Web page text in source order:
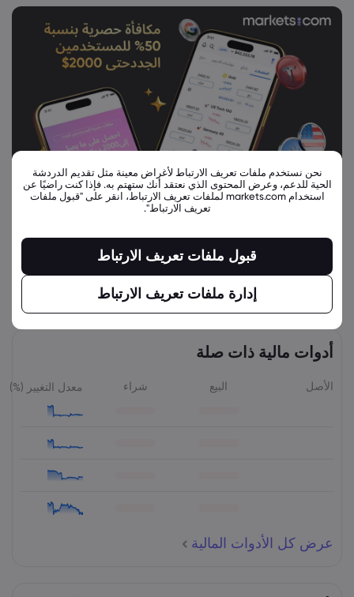
أدوات مالية ذات صلة
الأصل البيع شراء معدل التغيير (%)
عرض كل الأدوات المالية
نحن نستخدم ملفات تعريف الارتباط لأغراض معينة مثل تقديم الدردشة
الحية للدعم، وعرض المحتوى الذي نعتقد أنك ستهتم به. فإذا كنت راضيًا عن
استخدام markets.com لملفات تعريف الارتباط، انقر على "قبول ملفات
تعريف الارتباط".
قبول ملفات تعريف الارتباط
إدارة ملفات تعريف الارتباط